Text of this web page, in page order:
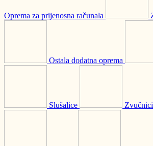
Oprema za prijenosna računala
Ostala dodatna oprema
Slušalice Zvučnici